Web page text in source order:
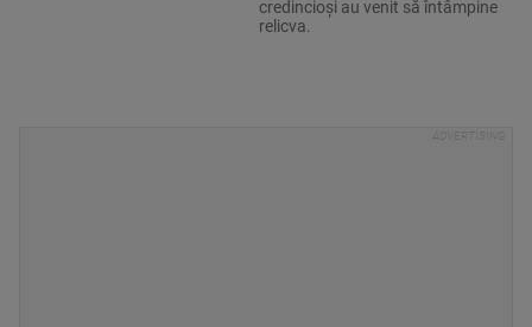
credincioși au venit să întâmpine
relicva.